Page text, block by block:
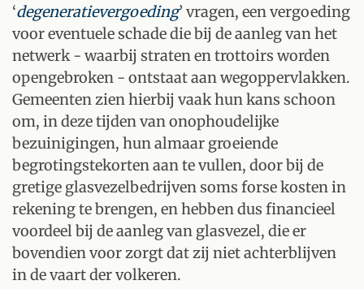
‘degeneratievergoeding’ vragen, een vergoeding
voor eventuele schade die bij de aanleg van het
netwerk - waarbij straten en trottoirs worden
opengebroken - ontstaat aan wegoppervlakken.
Gemeenten zien hierbij vaak hun kans schoon
om, in deze tijden van onophoudelijke
bezuinigingen, hun almaar groeiende
begrotingstekorten aan te vullen, door bij de
gretige glasvezelbedrijven soms forse kosten in
rekening te brengen, en hebben dus financieel
voordeel bij de aanleg van glasvezel, die er
bovendien voor zorgt dat zij niet achterblijven
in de vaart der volkeren.